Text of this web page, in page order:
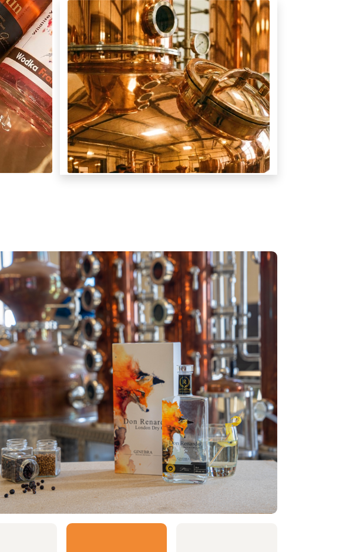
pedido de la tienda en línea hasta la factura.